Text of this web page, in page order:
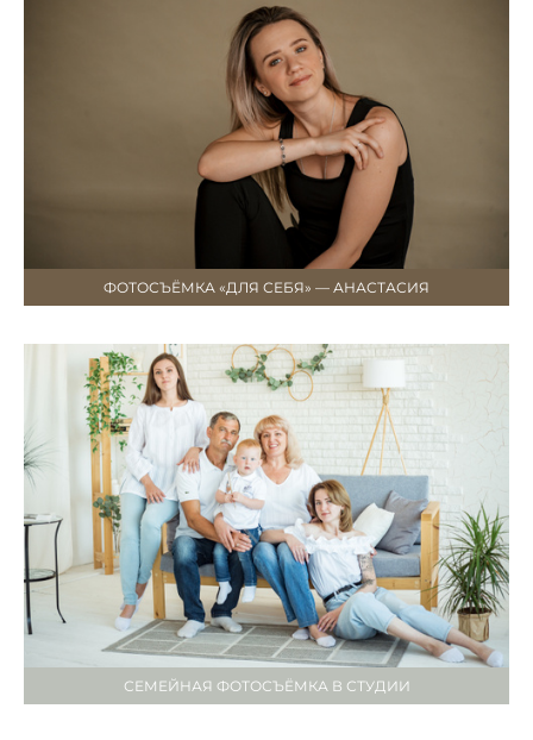
ФОТОСЪЁМКА «ДЛЯ СЕБЯ» — АНАСТАСИЯ
СЕМЕЙНАЯ ФОТОСЪЁМКА В СТУДИИ